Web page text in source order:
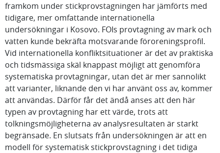
framkom under stickprovstagningen har jämförts med
tidigare, mer omfattande internationella
undersökningar i Kosovo. FOIs provtagning av mark och
vatten kunde bekräfta motsvarande föroreningsprofil.
Vid internationella konfliktsituationer är det av praktiska
och tidsmässiga skäl knappast möjligt att genomföra
systematiska provtagningar, utan det är mer sannolikt
att varianter, liknande den vi har använt oss av, kommer
att användas. Därför får det ändå anses att den här
typen av provtagning har ett värde, trots att
tolkningsmöjligheterna av analysresultaten är starkt
begränsade. En slutsats från undersökningen är att en
modell för systematisk stickprovstagning i det tidiga